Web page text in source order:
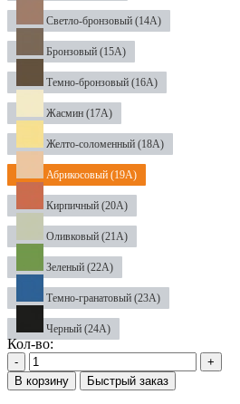
Светло-бронзовый (14А)
Бронзовый (15А)
Темно-бронзовый (16А)
Жасмин (17А)
Желто-соломенный (18А)
Абрикосовый (19А)
Кирпичный (20А)
Оливковый (21А)
Зеленый (22А)
Темно-гранатовый (23А)
Черный (24А)
Кол-во:
-
+
В корзину
Быстрый заказ